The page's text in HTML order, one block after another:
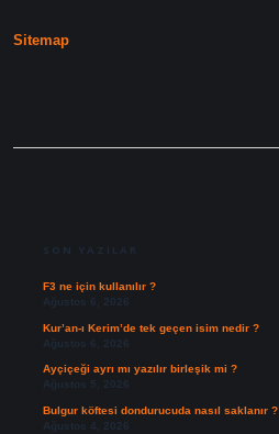
Sitemap
SON YAZILAR
F3 ne için kullanılır ?
Ağustos 6, 2026
Kur’an-ı Kerim’de tek geçen isim nedir ?
Ağustos 6, 2026
Ayçiçeği ayrı mı yazılır birleşik mi ?
Ağustos 5, 2026
Bulgur köftesi dondurucuda nasıl saklanır ?
Ağustos 4, 2026